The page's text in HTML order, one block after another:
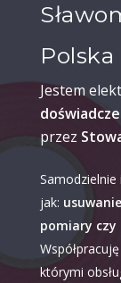
Polska
Jestem
przez
jak:
pomiary
którymi